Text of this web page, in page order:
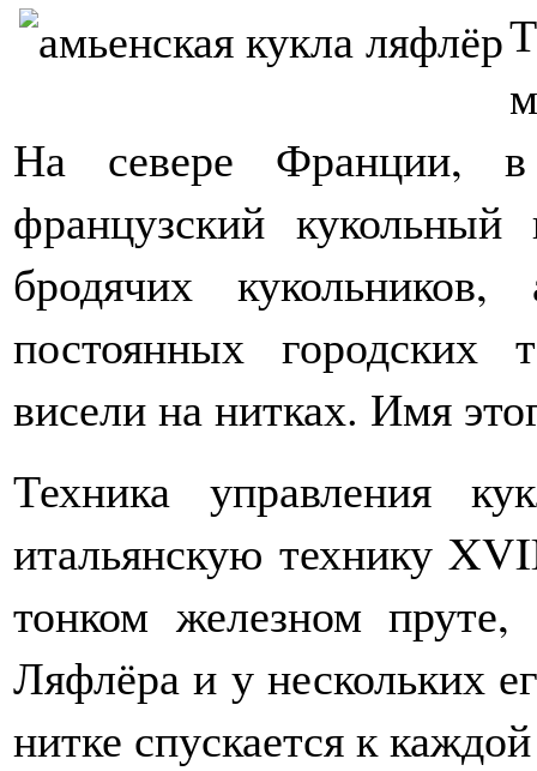
На севере Франции,
французский
бродячих
постоянных городских
висели на нитках. Имя
Техника управления
итальянскую технику
тонком железном
Ляфлёра и у нескольких
нитке спускается к